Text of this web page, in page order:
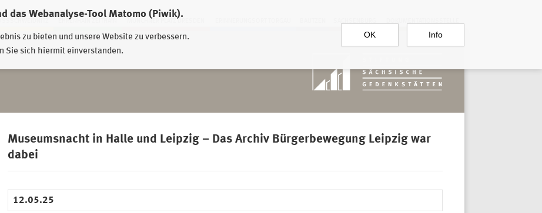
das Webanalyse-Tool Matomo (Piwik).
zu bieten und unsere Website zu verbessern.
Sie sich hiermit einverstanden.
OK Info
EHRENHAIN ZEITHAIN MÜNCHNER PLATZ DRESDEN
Museumsnacht in Halle und Leipzig – Das Archiv Bürgerbewegung Leipzig war
dabei
12.05.25